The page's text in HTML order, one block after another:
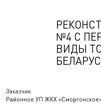
Заказчик
Районное УП ЖКХ
№4 С
ВИДЫ